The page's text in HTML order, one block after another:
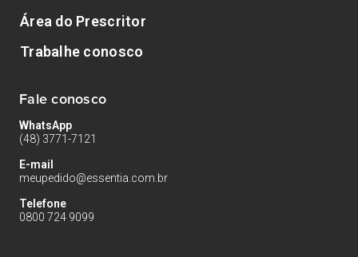
Área do Prescritor
Trabalhe conosco
Fale conosco
WhatsApp
(48) 3771-7121
E-mail
meupedido@essentia.com.br
Telefone
0800 724 9099